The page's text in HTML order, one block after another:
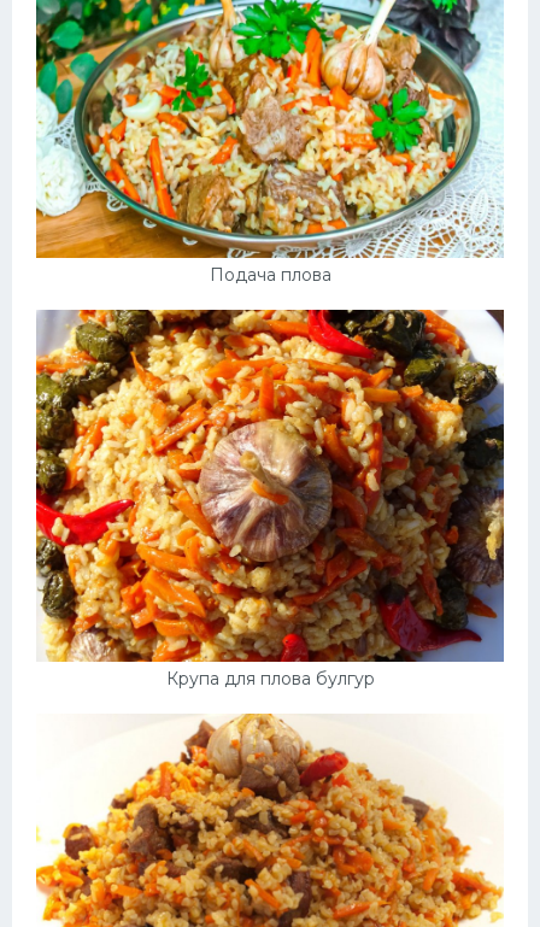
Подача плова
Крупа для плова булгур